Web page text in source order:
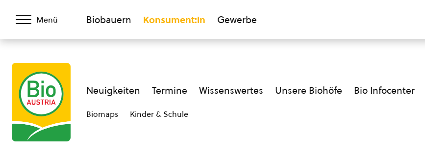
Menü Biobauern Konsument:in Gewerbe
Neuigkeiten Termine Wissenswertes Unsere Biohöfe Bio Infocenter
Biomaps Kinder & Schule